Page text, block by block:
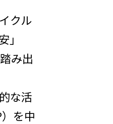
クル
み出
な活
を中